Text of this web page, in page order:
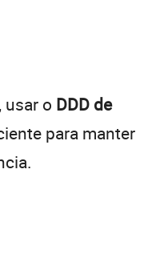
usar o DDD de
para manter